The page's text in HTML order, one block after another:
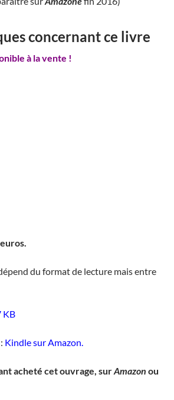
concernant ce livre
à la vente !
du format de lecture mais entre
KB
: Kindle sur Amazon.
acheté cet ouvrage, surAmazon ou